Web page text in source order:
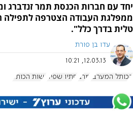
יחד עם חברות הכנסת תמר זנדברג
ממפלגת העבודה הצטרפה לתפילה
טלית בדרך כלל".
עדו בן פורת
12.03.13, 10:21
הכותל המערבי מרצ סתיו שפיר נשות הכותל